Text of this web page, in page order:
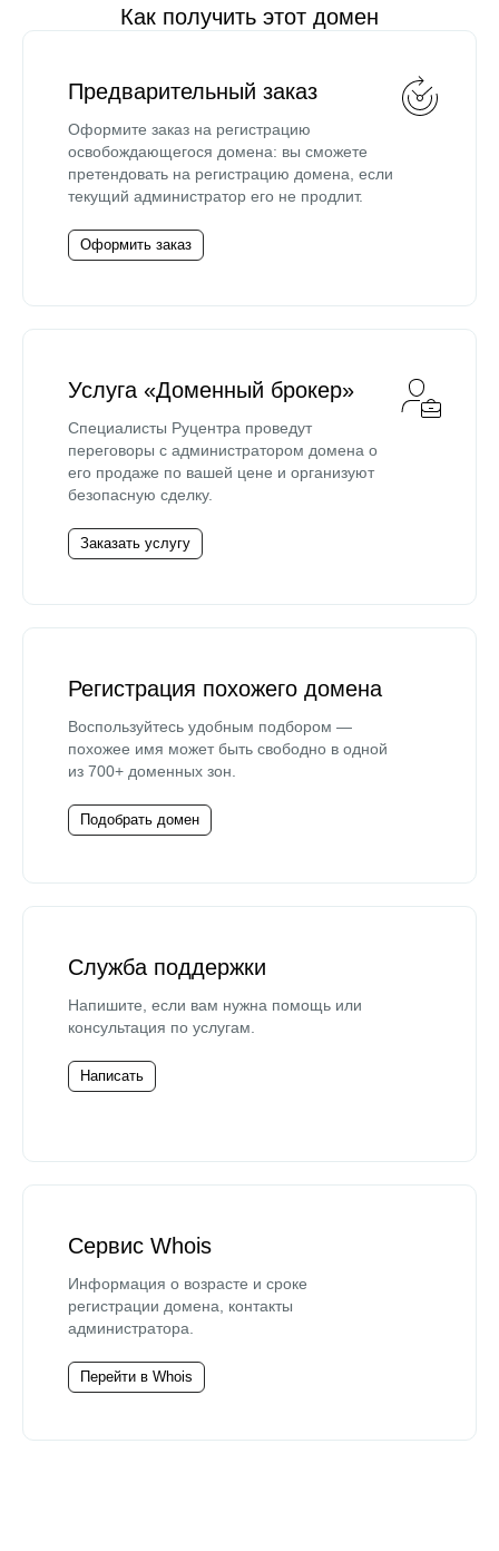
Как получить этот домен
Предварительный заказ
Оформите заказ на регистрацию
освобождающегося домена: вы сможете
претендовать на регистрацию домена, если
текущий администратор его не продлит.
Оформить заказ
Услуга «Доменный брокер»
Специалисты Руцентра проведут
переговоры с администратором домена о
его продаже по вашей цене и организуют
безопасную сделку.
Заказать услугу
Регистрация похожего домена
Воспользуйтесь удобным подбором —
похожее имя может быть свободно в одной
из 700+ доменных зон.
Подобрать домен
Служба поддержки
Напишите, если вам нужна помощь или
консультация по услугам.
Написать
Сервис Whois
Информация о возрасте и сроке
регистрации домена, контакты
администратора.
Перейти в Whois